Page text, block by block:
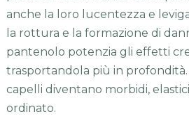
anche la loro lucentezza e
la rottura e la formazione di
pantenolo potenzia gli effetti
trasportandola più in
capelli diventano morbidi,
ordinato.